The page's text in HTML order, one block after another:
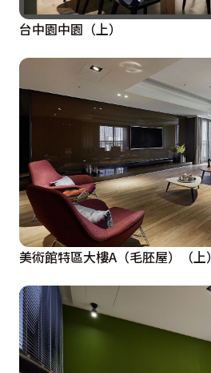
台中園中園（上）
美術館特區大樓A（毛胚屋）（上）